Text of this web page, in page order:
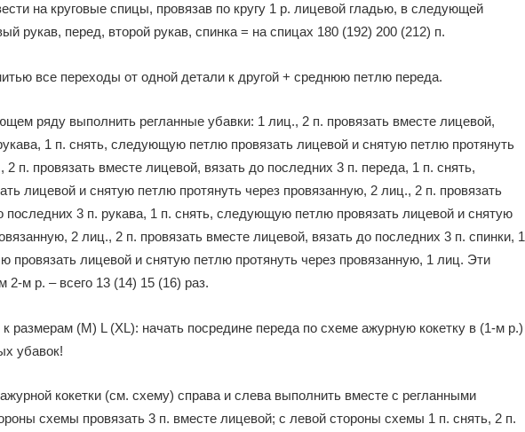
на круговые спицы, провязав по кругу 1 р. лицевой гладью, в следующей
рукав, перед, второй рукав, спинка = на спицах 180 (192) 200 (212) п.
все переходы от одной детали к другой + среднюю петлю переда.
ряду выполнить регланные убавки: 1 лиц., 2 п. провязать вместе лицевой,
1 п. снять, следующую петлю провязать лицевой и снятую петлю протянуть
2 п. провязать вместе лицевой, вязать до последних 3 п. переда, 1 п. снять,
лицевой и снятую петлю протянуть через провязанную, 2 лиц., 2 п. провязать
последних 3 п. рукава, 1 п. снять, следующую петлю провязать лицевой и снятую
2 лиц., 2 п. провязать вместе лицевой, вязать до последних 3 п. спинки, 1
провязать лицевой и снятую петлю протянуть через провязанную, 1 лиц. Эти
2-м р. – всего 13 (14) 15 (16) раз.
размерам (M) L (XL): начать посредине переда по схеме ажурную кокетку в (1-м р.)
убавок!
кокетки (см. схему) справа и слева выполнить вместе с регланными
схемы провязать 3 п. вместе лицевой; с левой стороны схемы 1 п. снять, 2 п.